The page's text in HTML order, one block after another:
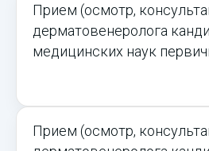
Прием (осмотр,
дерматовенеролога
медицинских наук
Прием (осмотр,